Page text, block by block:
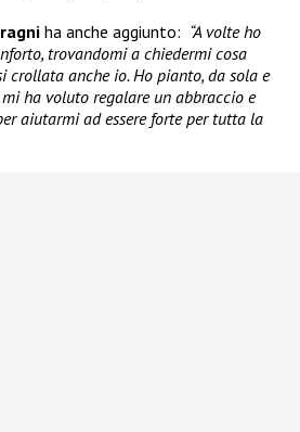
ha anche aggiunto: “A volte ho
trovandomi a chiedermi cosa
crollata anche io. Ho pianto, da sola e
ha voluto regalare un abbraccio e
aiutarmi ad essere forte per tutta la